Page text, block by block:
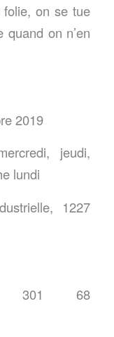
folie, on se tue
quand on n’en
2019
jeudi,
lundi
1227
301 68